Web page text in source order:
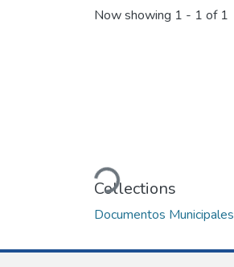
Now showing 1 - 1 of 1
Loading...
Collections
Documentos Municipales